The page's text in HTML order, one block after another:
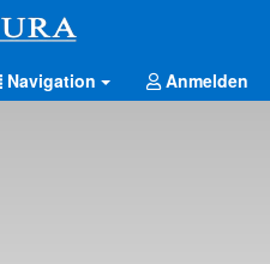
Navigation Anmelden